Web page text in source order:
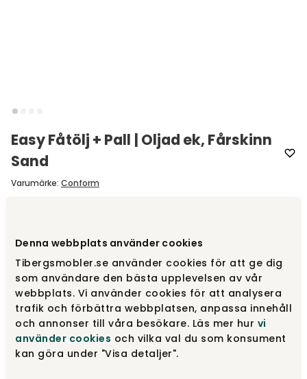
Denna webbplats använder cookies
Tibergsmobler.se använder cookies för att ge dig
som användare den bästa upplevelsen av vår
webbplats. Vi använder cookies för att analysera
trafik och förbättra webbplatsen, anpassa innehåll
och annonser till våra besökare. Läs mer hur vi
använder cookies och vilka val du som konsument
kan göra under "Visa detaljer".
Easy Fåtölj + Pall | Oljad ek, Fårskinn
Sand
Varumärke: Conform
Fårskinn Sand
20 780 kr
Finns i lager
Fårskinn Sahara 14 450 kr
20 780 kr
Finns i lager